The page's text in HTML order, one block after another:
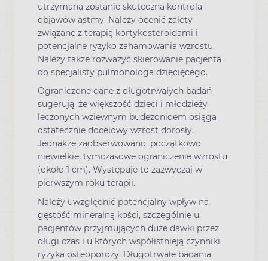
utrzymana zostanie skuteczna kontrola
objawów astmy. Należy ocenić zalety
związane z terapią kortykosteroidami i
potencjalne ryzyko zahamowania wzrostu.
Należy także rozważyć skierowanie pacjenta
do specjalisty pulmonologa dziecięcego.
Ograniczone dane z długotrwałych badań
sugerują, że większość dzieci i młodzieży
leczonych wziewnym budezonidem osiąga
ostatecznie docelowy wzrost dorosły.
Jednakże zaobserwowano, początkowo
niewielkie, tymczasowe ograniczenie wzrostu
(około 1 cm). Występuje to zazwyczaj w
pierwszym roku terapii.
Należy uwzględnić potencjalny wpływ na
gęstość mineralną kości, szczególnie u
pacjentów przyjmujących duże dawki przez
długi czas i u których współistnieją czynniki
ryzyka osteoporozy. Długotrwałe badania